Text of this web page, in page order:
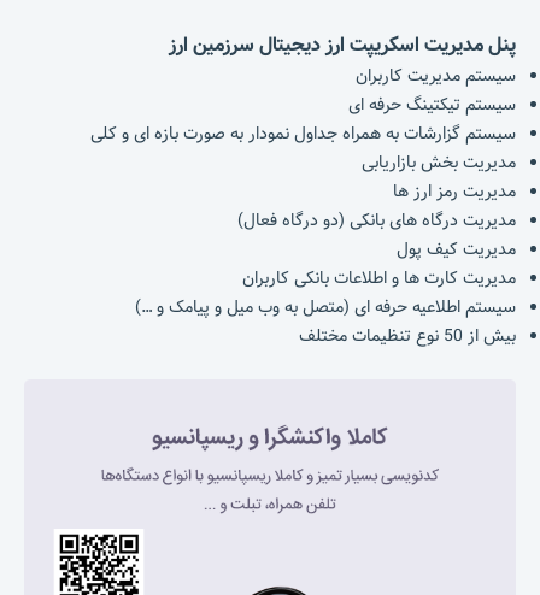
پنل مدیریت اسکریپت ارز دیجیتال سرزمین ارز
سیستم مدیریت کاربران
سیستم تیکتینگ حرفه ای
سیستم گزارشات به همراه جداول نمودار به صورت بازه ای و کلی
مدیریت بخش بازاریابی
مدیریت رمز ارز ها
مدیریت درگاه های بانکی (دو درگاه فعال)
مدیریت کیف پول
مدیریت کارت ها و اطلاعات بانکی کاربران
سیستم اطلاعیه حرفه ای (متصل به وب میل و پیامک و …)
بیش از 50 نوع تنظیمات مختلف